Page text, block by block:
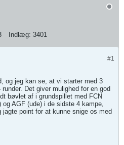
Indlæg: 3401
#1
og jeg kan se, at vi starter med 3
Det giver mulighed for en god
bøvlet af i grundspillet med FCN
AGF (ude) i de sidste 4 kampe,
point for at kunne snige os med